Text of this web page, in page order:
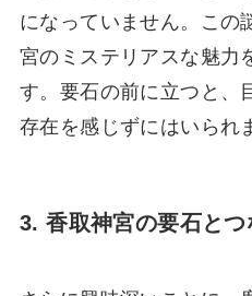
になっていません。この
宮のミステリアスな魅力
す。要石の前に立つと、
存在を感じずにはいられ
3. 香取神宮の要石とつ